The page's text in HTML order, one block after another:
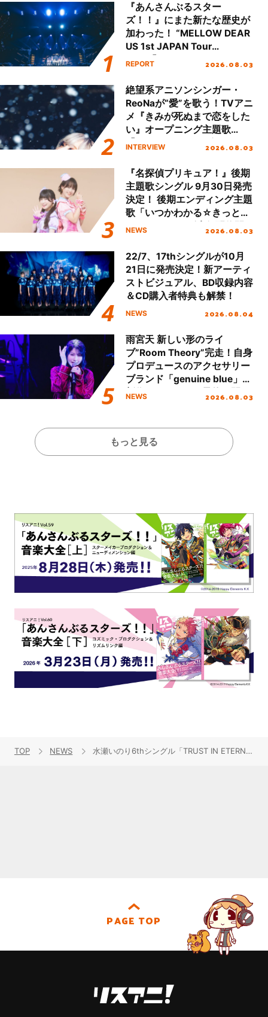
『あんさんぶるスター
ズ！！』にまた新たな歴史が
加わった！ “MELLOW DEAR
US 1st JAPAN Tour
Final「NICE to meet YOU
ート!!
REPORT 2026.08.03
絶望系アニソンシンガー・
ReoNaが“愛”を歌う！TVアニ
メ『きみが死ぬまで恋をした
い』オープニング主題歌
「Amore」インタビュー
INTERVIEW 2026.08.03
『名探偵プリキュア！』後期
主題歌シングル 9月30日発売
決定！ 後期エンディング主題
歌「いつかわかる☆きっとあ
える」TVサイズ先行配信開
NEWS 2026.08.03
22/7、17thシングルが10月
21日に発売決定！新アーティ
ストビジュアル、BD収録内容
＆CD購入者特典も解禁！
NEWS 2026.08.04
雨宮天 新しい形のライ
ブ”Room Theory”完走！自身
プロデュースのアクセサリー
ブランド「genuine blue」の
新作アクセサリー予約も開
NEWS 2026.08.03
もっと見る
TOP NEWS 水瀬いのり6thシングル「TRUST IN ETERNITY」、ライブBlu-ray「Inori Minase LIVE TOUR BLUE COMPASS」本日10月17日発売！MVフル＆全曲試聴動画公開！サブスク配信も解禁！
PAGE TOP